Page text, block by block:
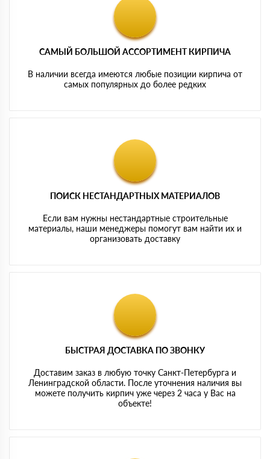
САМЫЙ БОЛЬШОЙ АССОРТИМЕНТ КИРПИЧА
В наличии всегда имеются любые позиции кирпича от
самых популярных до более редких
ПОИСК НЕСТАНДАРТНЫХ МАТЕРИАЛОВ
Если вам нужны нестандартные строительные
материалы, наши менеджеры помогут вам найти их и
организовать доставку
БЫСТРАЯ ДОСТАВКА ПО ЗВОНКУ
Доставим заказ в любую точку Санкт-Петербурга и
Ленинградской области. После уточнения наличия вы
можете получить кирпич уже через 2 часа у Вас на
объекте!